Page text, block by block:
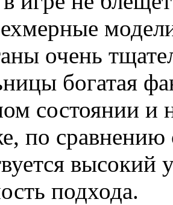
очень
богатая
состоянии
по
высокий
подхода.